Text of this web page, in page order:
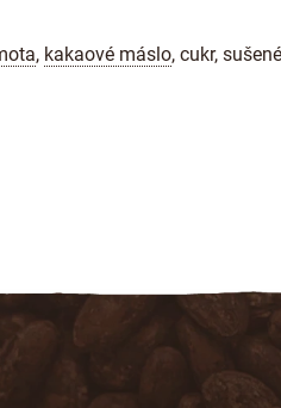
, kakaové máslo, cukr, sušené